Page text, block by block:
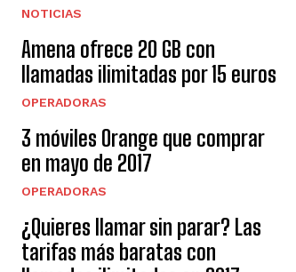
NOTICIAS
Amena ofrece 20 GB con
llamadas ilimitadas por 15 euros
OPERADORAS
3 móviles Orange que comprar
en mayo de 2017
OPERADORAS
¿Quieres llamar sin parar? Las
tarifas más baratas con